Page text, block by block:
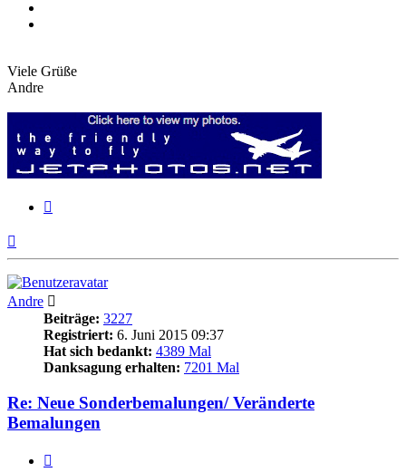
Viele Grüße
Andre
Andre
Beiträge: 3227
Registriert: 6. Juni 2015 09:37
Hat sich bedankt: 4389 Mal
Danksagung erhalten: 7201 Mal
Re: Neue Sonderbemalungen/ Veränderte
Bemalungen